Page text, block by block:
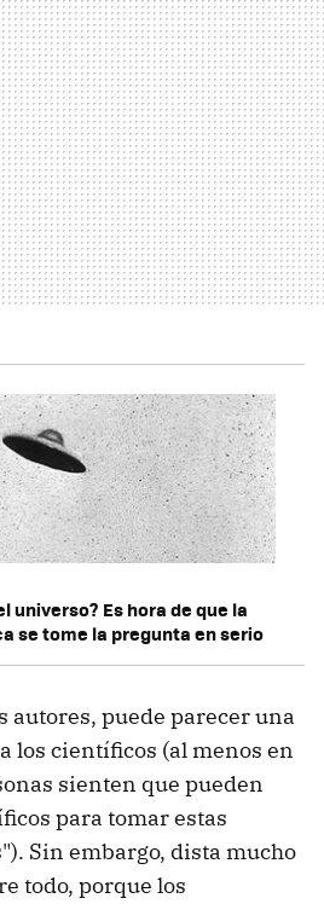
universo? Es hora de que la
se tome la pregunta en serio
autores, puede parecer una
los científicos (al menos en
sienten que pueden
para tomar estas
Sin embargo, dista mucho
todo, porque los